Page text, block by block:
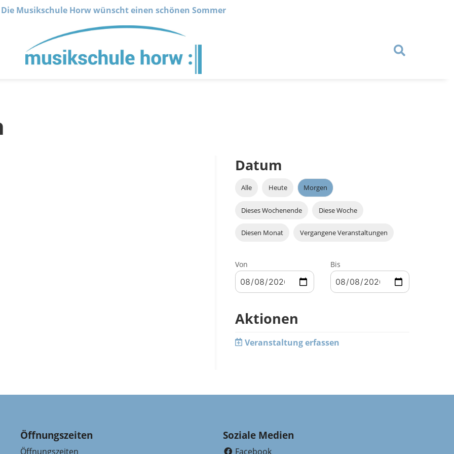
Die Musikschule Horw wünscht einen schönen Sommer
Datum
Alle Heute Morgen
Dieses Wochenende Diese Woche
Diesen Monat Vergangene Veranstaltungen
Von Bis
Aktionen
Veranstaltung erfassen
Öffnungszeiten
Öffnungszeiten
Soziale Medien
Facebook